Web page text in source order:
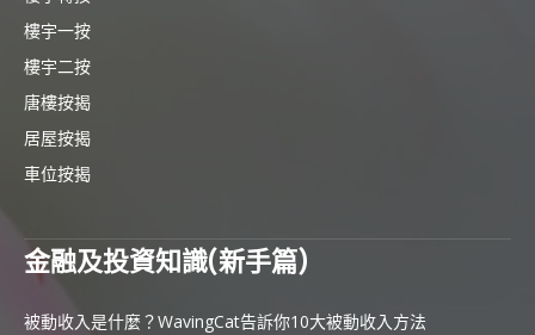
樓宇一按
樓宇二按
唐樓按揭
居屋按揭
車位按揭
金融及投資知識(新手篇)
被動收入是什麼？WavingCat告訴你10大被動收入方法